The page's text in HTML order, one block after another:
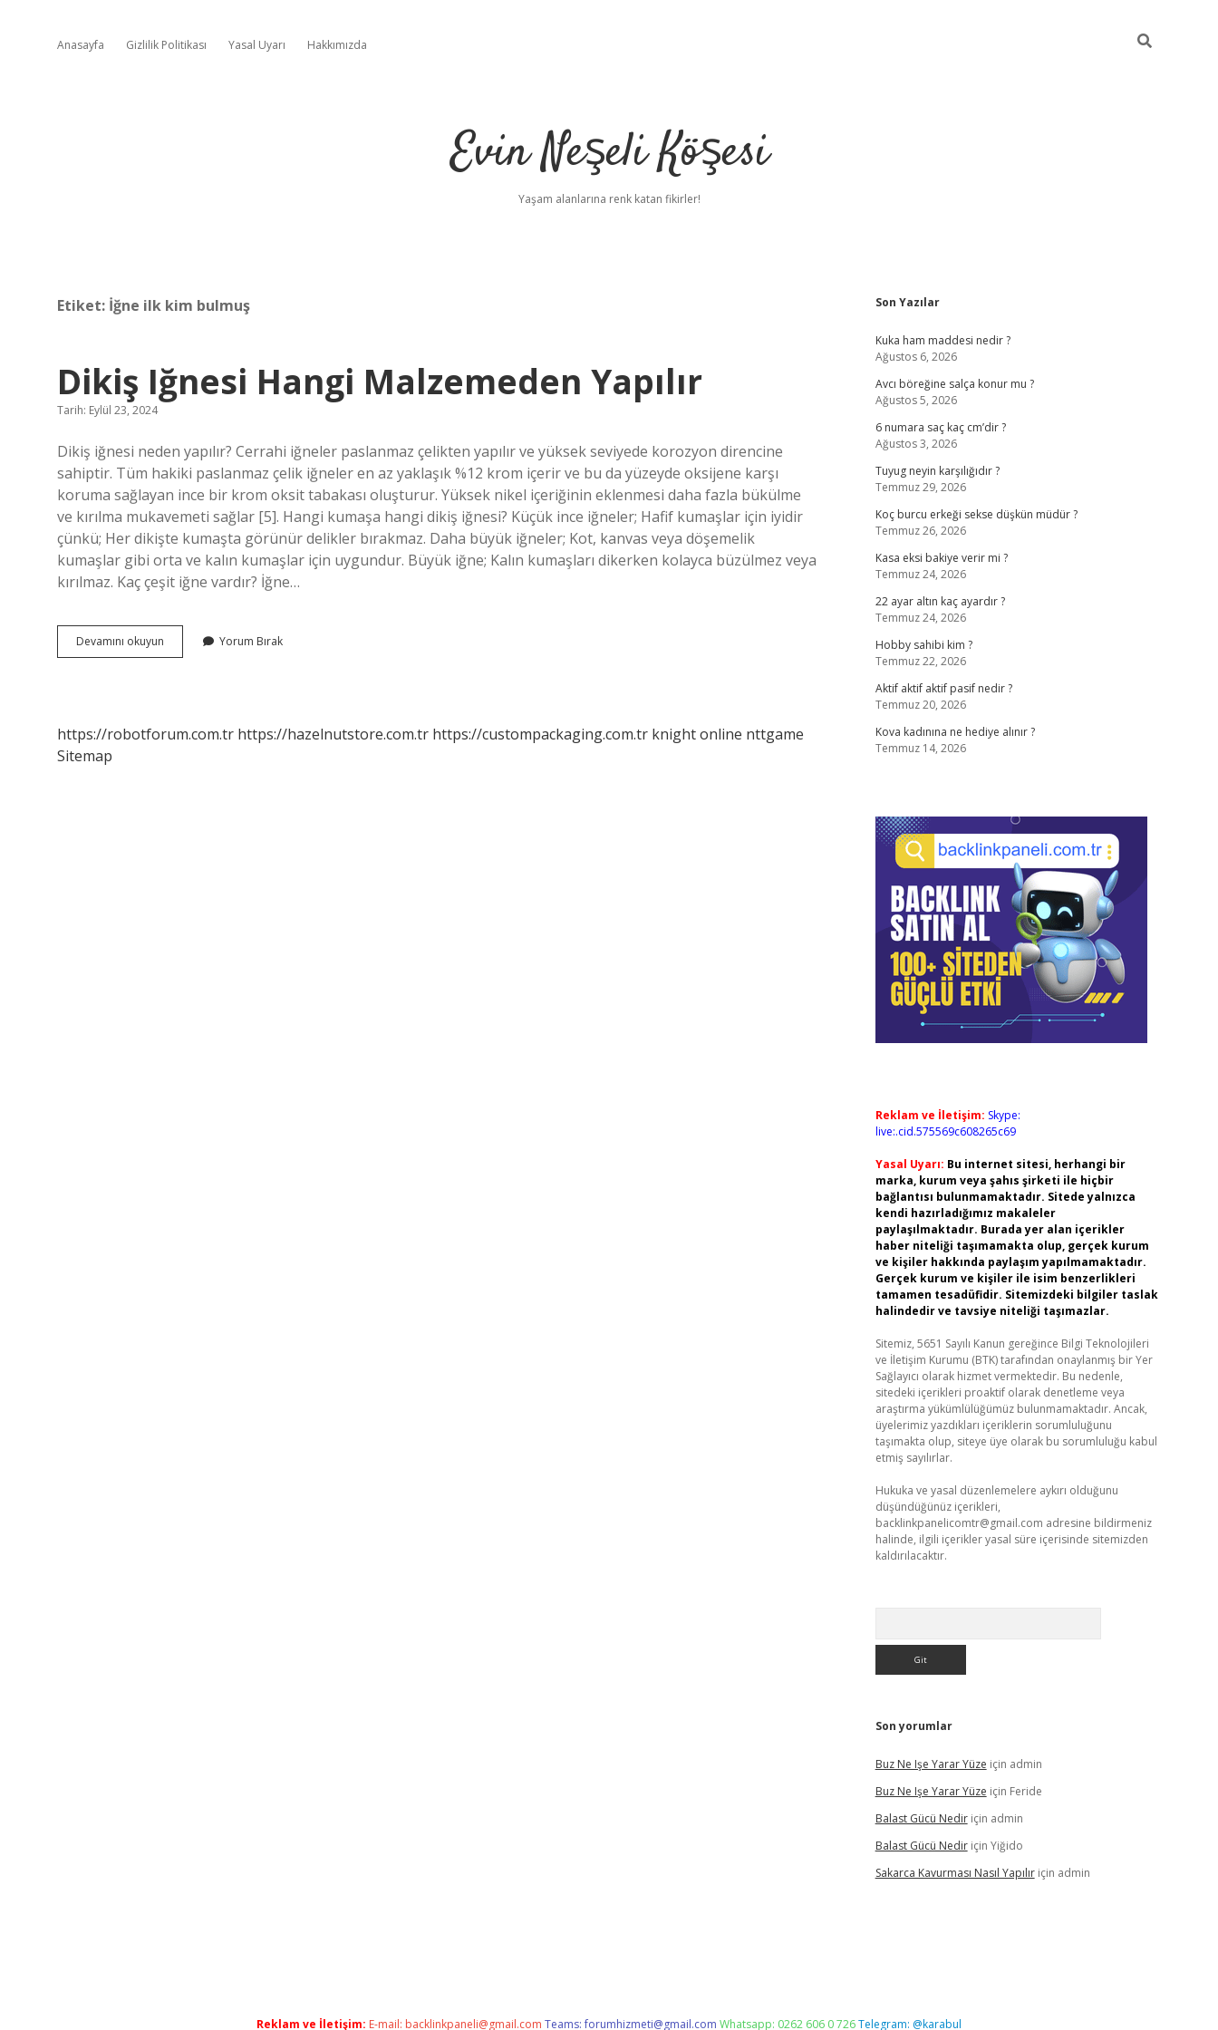
Anasayfa Gizlilik Politikası Yasal Uyarı Hakkımızda
Evin Neşeli Köşesi
Yaşam alanlarına renk katan fikirler!
Etiket: İğne ilk kim bulmuş
Dikiş Iğnesi Hangi Malzemeden Yapılır
Tarih: Eylül 23, 2024
Dikiş iğnesi neden yapılır? Cerrahi iğneler paslanmaz çelikten yapılır ve yüksek seviyede korozyon direncine
sahiptir. Tüm hakiki paslanmaz çelik iğneler en az yaklaşık %12 krom içerir ve bu da yüzeyde oksijene karşı
koruma sağlayan ince bir krom oksit tabakası oluşturur. Yüksek nikel içeriğinin eklenmesi daha fazla bükülme
ve kırılma mukavemeti sağlar [5]. Hangi kumaşa hangi dikiş iğnesi? Küçük ince iğneler; Hafif kumaşlar için iyidir
çünkü; Her dikişte kumaşta görünür delikler bırakmaz. Daha büyük iğneler; Kot, kanvas veya döşemelik
kumaşlar gibi orta ve kalın kumaşlar için uygundur. Büyük iğne; Kalın kumaşları dikerken kolayca büzülmez veya
kırılmaz. Kaç çeşit iğne vardır? İğne…
Devamını okuyun
Iğnesi
Yorum Bırak
https://robotforum.com.tr https://hazelnutstore.com.tr https://custompackaging.com.tr knight online nttgame
Sitemap
Sidebar
Son Yazılar
Kuka ham maddesi nedir ?
Ağustos 6, 2026
Avcı böreğine salça konur mu ?
Ağustos 5, 2026
6 numara saç kaç cm’dir ?
Ağustos 3, 2026
Tuyug neyin karşılığıdır ?
Temmuz 29, 2026
Koç burcu erkeği sekse düşkün müdür ?
Temmuz 26, 2026
Kasa eksi bakiye verir mi ?
Temmuz 24, 2026
22 ayar altın kaç ayardır ?
Temmuz 24, 2026
Hobby sahibi kim ?
Temmuz 22, 2026
Aktif aktif aktif pasif nedir ?
Temmuz 20, 2026
Kova kadınına ne hediye alınır ?
Temmuz 14, 2026
Reklam ve İletişim: Skype:
live:.cid.575569c608265c69
Yasal Uyarı: Bu internet sitesi, herhangi bir
marka, kurum veya şahıs şirketi ile hiçbir
bağlantısı bulunmamaktadır. Sitede yalnızca
kendi hazırladığımız makaleler
paylaşılmaktadır. Burada yer alan içerikler
haber niteliği taşımamakta olup, gerçek kurum
ve kişiler hakkında paylaşım yapılmamaktadır.
Gerçek kurum ve kişiler ile isim benzerlikleri
tamamen tesadüfidir. Sitemizdeki bilgiler taslak
halindedir ve tavsiye niteliği taşımazlar.
Sitemiz, 5651 Sayılı Kanun gereğince Bilgi Teknolojileri
ve İletişim Kurumu (BTK) tarafından onaylanmış bir Yer
Sağlayıcı olarak hizmet vermektedir. Bu nedenle,
sitedeki içerikleri proaktif olarak denetleme veya
araştırma yükümlülüğümüz bulunmamaktadır. Ancak,
üyelerimiz yazdıkları içeriklerin sorumluluğunu
taşımakta olup, siteye üye olarak bu sorumluluğu kabul
etmiş sayılırlar.
Hukuka ve yasal düzenlemelere aykırı olduğunu
düşündüğünüz içerikleri,
backlinkpanelicomtr@gmail.com adresine bildirmeniz
halinde, ilgili içerikler yasal süre içerisinde sitemizden
kaldırılacaktır.
Son yorumlar
Buz Ne Işe Yarar Yüze için admin
Buz Ne Işe Yarar Yüze için Feride
Balast Gücü Nediriçin admin
Balast Gücü Nediriçin Yiğido
Sakarca Kavurması Nasıl Yapılıriçin admin
Reklam ve İletişim: E-mail: backlinkpaneli@gmail.com Teams:forumhizmeti@gmail.com Whatsapp: 0262 606 0 726Telegram: @karabul